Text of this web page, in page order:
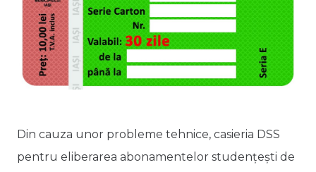
Din cauza unor probleme tehnice, casieria DSS
pentru eliberarea abonamentelor studențești de